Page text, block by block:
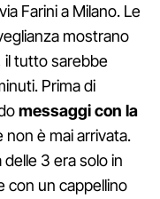
Farini a Milano. Le
mostrano
il tutto sarebbe
Prima di
messaggi con la
è mai arrivata.
3 era solo in
con un cappellino